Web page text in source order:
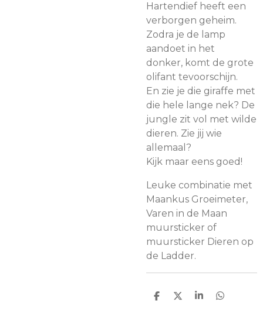
Hartendief heeft een
verborgen geheim.
Zodra je de lamp
aandoet in het
donker, komt de grote
olifant tevoorschijn.
En zie je die giraffe met
die hele lange nek? De
jungle zit vol met wilde
dieren. Zie jij wie
allemaal?
Kijk maar eens goed!
Leuke combinatie met
Maankus Groeimeter,
Varen in de Maan
muursticker of
muursticker Dieren op
de Ladder.
D
D
S
D